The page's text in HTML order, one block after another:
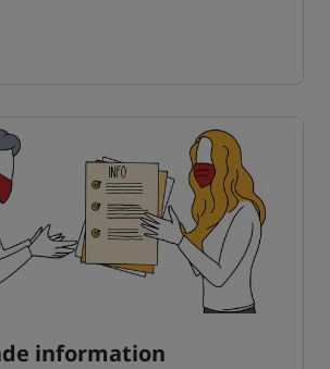
information